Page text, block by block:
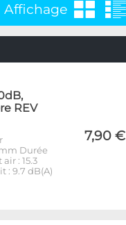
Affichage
REV
Durée
: 15.3
: 9.7 dB(A)
7,90 €